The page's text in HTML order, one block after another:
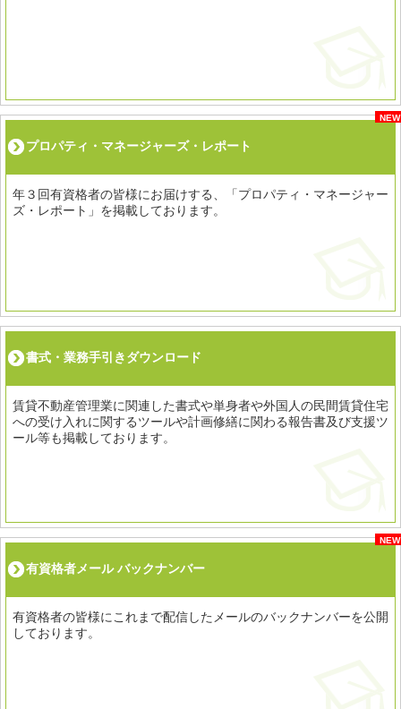
プロパティ・マネージャーズ・レポート
NEW
年３回有資格者の皆様にお届けする、「プロパティ・マネージャー
ズ・レポート」を掲載しております。
書式・業務手引きダウンロード
賃貸不動産管理業に関連した書式や単身者や外国人の民間賃貸住宅
への受け入れに関するツールや計画修繕に関わる報告書及び支援ツ
ール等も掲載しております。
有資格者メール バックナンバー
NEW
有資格者の皆様にこれまで配信したメールのバックナンバーを公開
しております。